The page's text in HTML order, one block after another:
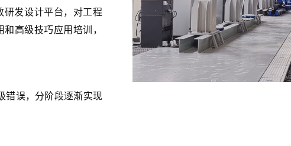
研发设计平台，对工程
高级技巧应用培训，
错误，分阶段逐渐实现